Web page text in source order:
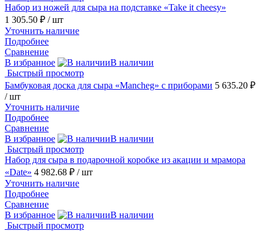
Набор из ножей для сыра на подставке «Take it cheesy»
1 305.50 ₽ / шт
Уточнить наличие
Подробнее
Сравнение
В избранное
В наличии
Быстрый просмотр
Бамбуковая доска для сыра «Mancheg» с приборами 5 635.20 ₽
/ шт
Уточнить наличие
Подробнее
Сравнение
В избранное
В наличии
Быстрый просмотр
Набор для сыра в подарочной коробке из акации и мрамора
«Date» 4 982.68 ₽ / шт
Уточнить наличие
Подробнее
Сравнение
В избранное
В наличии
Быстрый просмотр